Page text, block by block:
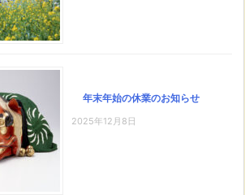
年末年始の休業のお知らせ
2025年12月8日